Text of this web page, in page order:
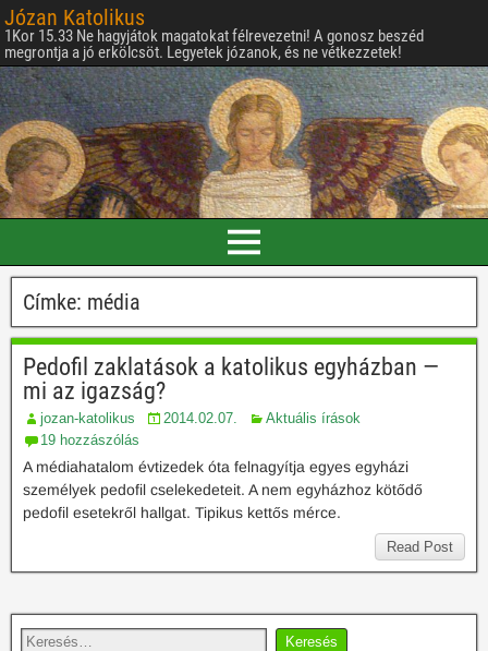
Józan Katolikus
1Kor 15.33 Ne hagyjátok magatokat félrevezetni! A gonosz beszéd
megrontja a jó erkölcsöt. Legyetek józanok, és ne vétkezzetek!
Címke: média
Pedofil zaklatások a katolikus egyházban —
mi az igazság?
jozan-katolikus 2014.02.07.
Aktuális írások
19 hozzászólás
A médiahatalom évtizedek óta felnagyítja egyes egyházi
személyek pedofil cselekedeteit. A nem egyházhoz kötődő
pedofil esetekről hallgat. Tipikus kettős mérce.
Read Post